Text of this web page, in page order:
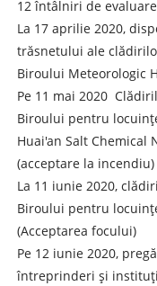
12 întâlniri de
La 17 aprilie 2020,
trăsnetului ale
Biroului Meteorologic
Pe 11 mai 2020
Biroului pentru
Huai'an Salt Chemical
(acceptare la incendiu)
La 11 iunie 2020,
Biroului pentru
(Acceptarea focului)
Pe 12 iunie 2020,
întreprinderi și